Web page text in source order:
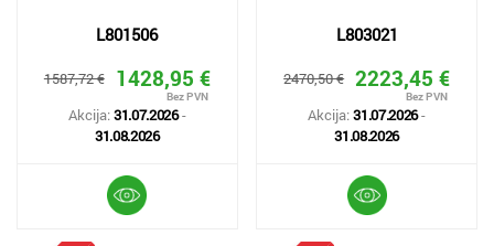
L801506
1587,72 € 1428,95 €
Akcija:31.07.2026-
31.08.2026
L803021
2470,50 € 2223,45 €
Akcija:31.07.2026-
31.08.2026